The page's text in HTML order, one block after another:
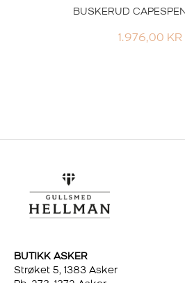
BUSKERUD
1.976,00 KR
BUTIKK ASKER
Strøket 5, 1383 Asker